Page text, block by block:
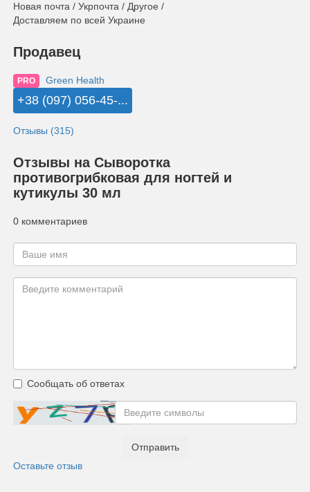
Новая почта / Укрпочта / Другое /
Доставляем по всей Украине
Продавец
PRO Green Health
+38 (097) 056-45-...
Отзывы (315)
Отзывы на Сыворотка
противогрибковая для ногтей и
кутикулы 30 мл
0 комментариев
Сообщать об ответах
Отправить
Оставьте отзыв